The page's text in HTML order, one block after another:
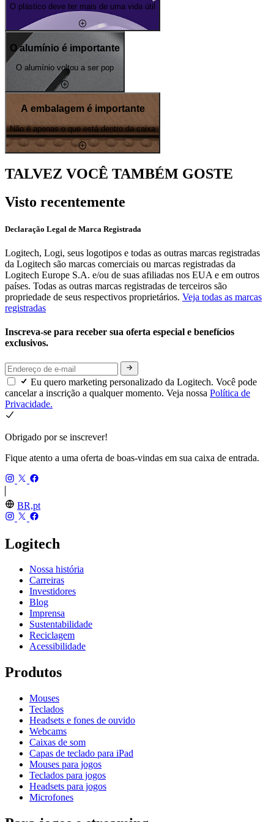
O plástico deve ter mais de uma vida útil
O alumínio é importante
O alumínio voltou a ser pop
A embalagem é importante
Não é apenas o que está dentro da caixa
TALVEZ VOCÊ TAMBÉM GOSTE
Visto recentemente
Declaração Legal de Marca Registrada
Logitech, Logi, seus logotipos e todas as outras marcas registradas
da Logitech são marcas comerciais ou marcas registradas da
Logitech Europe S.A. e/ou de suas afiliadas nos EUA e em outros
países. Todas as outras marcas registradas de terceiros são
propriedade de seus respectivos proprietários. Veja todas as marcas
registradas
Inscreva-se para receber sua oferta especial e benefícios
exclusivos.
Eu quero marketing personalizado da Logitech. Você pode
cancelar a inscrição a qualquer momento. Veja nossa Política de
Privacidade.
Obrigado por se inscrever!
Fique atento a uma oferta de boas-vindas em sua caixa de entrada.
BR,pt
Logitech
Nossa história
Carreiras
Investidores
Blog
Imprensa
Sustentabilidade
Reciclagem
Acessibilidade
Produtos
Mouses
Teclados
Headsets e fones de ouvido
Webcams
Caixas de som
Capas de teclado para iPad
Mouses para jogos
Teclados para jogos
Headsets para jogos
Microfones